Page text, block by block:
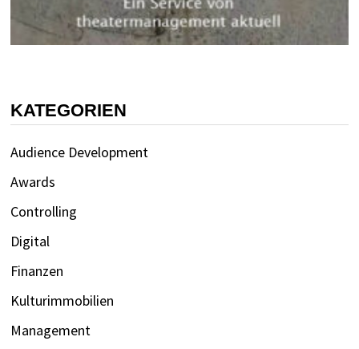
KATEGORIEN
Audience Development
Awards
Controlling
Digital
Finanzen
Kulturimmobilien
Management